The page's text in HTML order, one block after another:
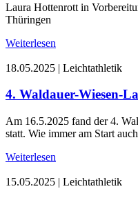
Laura Hottenrott in
Thüringen
Weiterlesen
18.05.2025 | Leichtathletik
4. Waldauer-Wiesen-
Am 16.5.2025 fand der 4.
statt. Wie immer am Start
Weiterlesen
15.05.2025 | Leichtathletik